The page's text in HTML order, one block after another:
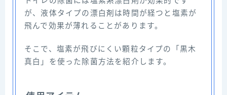
が、液体タイプの漂白剤は時間が経つと塩素が
飛んで効果が薄れることがあります。
そこで、塩素が飛びにくい顆粒タイプの「黒木
真白」を使った除菌方法を紹介します。